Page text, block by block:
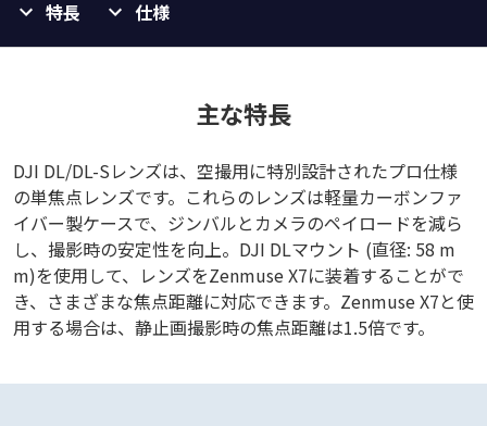
特長 仕様
主な特長
DJI DL/DL-Sレンズは、空撮用に特別設計されたプロ仕様
の単焦点レンズです。これらのレンズは軽量カーボンファ
イバー製ケースで、ジンバルとカメラのペイロードを減ら
し、撮影時の安定性を向上。DJI DLマウント (直径: 58 m
m)を使用して、レンズをZenmuse X7に装着することがで
き、さまざまな焦点距離に対応できます。Zenmuse X7と使
用する場合は、静止画撮影時の焦点距離は1.5倍です。